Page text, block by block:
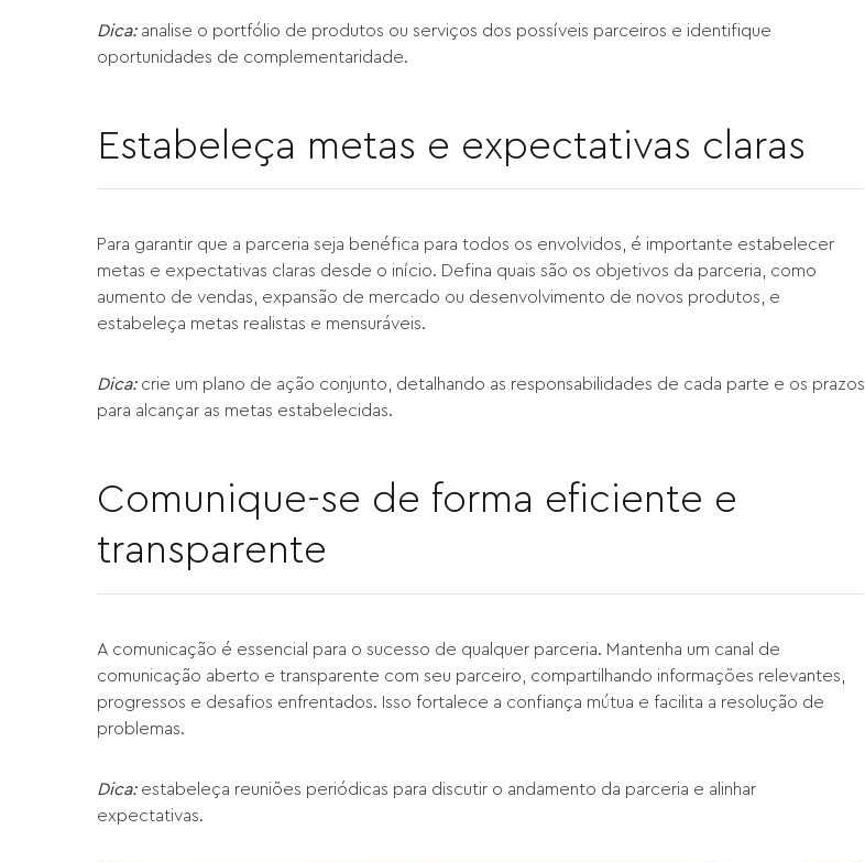
Dica: analise o portfólio de produtos ou serviços dos possíveis parceiros e identifique
oportunidades de complementaridade.
Estabeleça metas e expectativas claras
Para garantir que a parceria seja benéfica para todos os envolvidos, é importante estabelecer
metas e expectativas claras desde o início. Defina quais são os objetivos da parceria, como
aumento de vendas, expansão de mercado ou desenvolvimento de novos produtos, e
estabeleça metas realistas e mensuráveis.
Dica:crie um plano de ação conjunto, detalhando as responsabilidades de cada parte e os prazos
para alcançar as metas estabelecidas.
Comunique-se de forma eficiente e
transparente
A comunicação é essencial para o sucesso de qualquer parceria. Mantenha um canal de
comunicação aberto e transparente com seu parceiro, compartilhando informações relevantes,
progressos e desafios enfrentados. Isso fortalece a confiança mútua e facilita a resolução de
problemas.
Dica: estabeleça reuniões periódicas para discutir o andamento da parceria e alinhar
expectativas.